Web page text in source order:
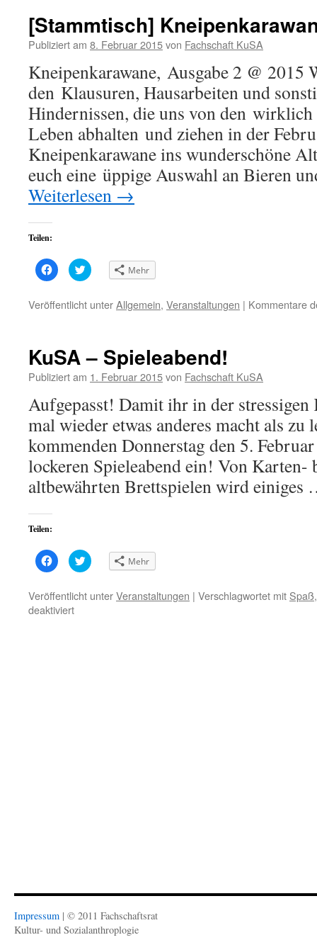
[Stammtisch]
Publiziert am 8. Februar 2015von Fachschaft KuSA
Kneipenkarawane, Ausgabe 2 @ 2015
den Klausuren, Hausarbeiten und
Hindernissen, die uns von den
Leben abhalten und ziehen in der
Kneipenkarawane ins wunderschöne
euch eine üppige Auswahl an Bieren
Weiterlesen →
Teilen:
Klick,
um
zu
teilen
geöffnet)
Klick,
um
zu
teilen
geöffnet)
Mehr
Veröffentlicht unterAllgemein, Veranstaltungen | Kommentare
KuSA – Spieleabend!
Publiziert am 1. Februar 2015von Fachschaft KuSA
Aufgepasst! Damit ihr in der
mal wieder etwas anderes macht als zu
kommenden Donnerstag den 5.
lockeren Spieleabend ein! Von Karten-
altbewährten Brettspielen wird
Teilen:
Klick,
um
zu
teilen
(Wird
in
Klick,
um
zu
teilen
Mehr
Veröffentlicht unterVeranstaltungen | Verschlagwortet mit Spaß
deaktiviertfür
Impressum | © 2011 Fachschaftsrat
Kultur- und Sozialanthroplogie